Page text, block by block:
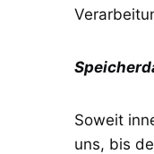
Soweit
uns, bis